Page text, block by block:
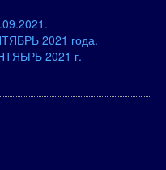
2021 года.
2021 г.